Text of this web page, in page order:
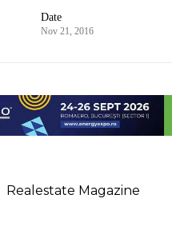
Date
Nov 21, 2016
Realestate Magazine